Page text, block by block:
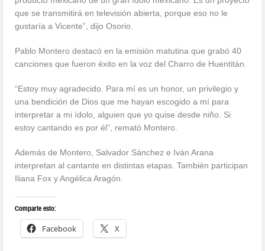
que se transmitirá en televisión abierta, porque eso no le
gustaría a Vicente”, dijo Osorio.
Pablo Montero destacó en la emisión matutina que grabó 40
canciones que fueron éxito en la voz del Charro de Huentitán.
“Estoy muy agradecido. Para mí es un honor, un privilegio y
una bendición de Dios que me hayan escogido a mí para
interpretar a mi ídolo, alguien que yo quise desde niño. Si
estoy cantando es por él”, remató Montero.
Además de Montero, Salvador Sánchez e Iván Arana
interpretan al cantante en distintas etapas. También participan
Iliana Fox y Angélica Aragón.
Comparte esto:
Facebook X